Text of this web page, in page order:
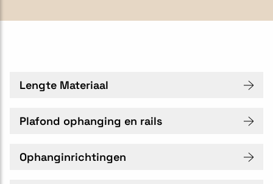
Lengte Materiaal
Plafond ophanging en rails
Ophanginrichtingen